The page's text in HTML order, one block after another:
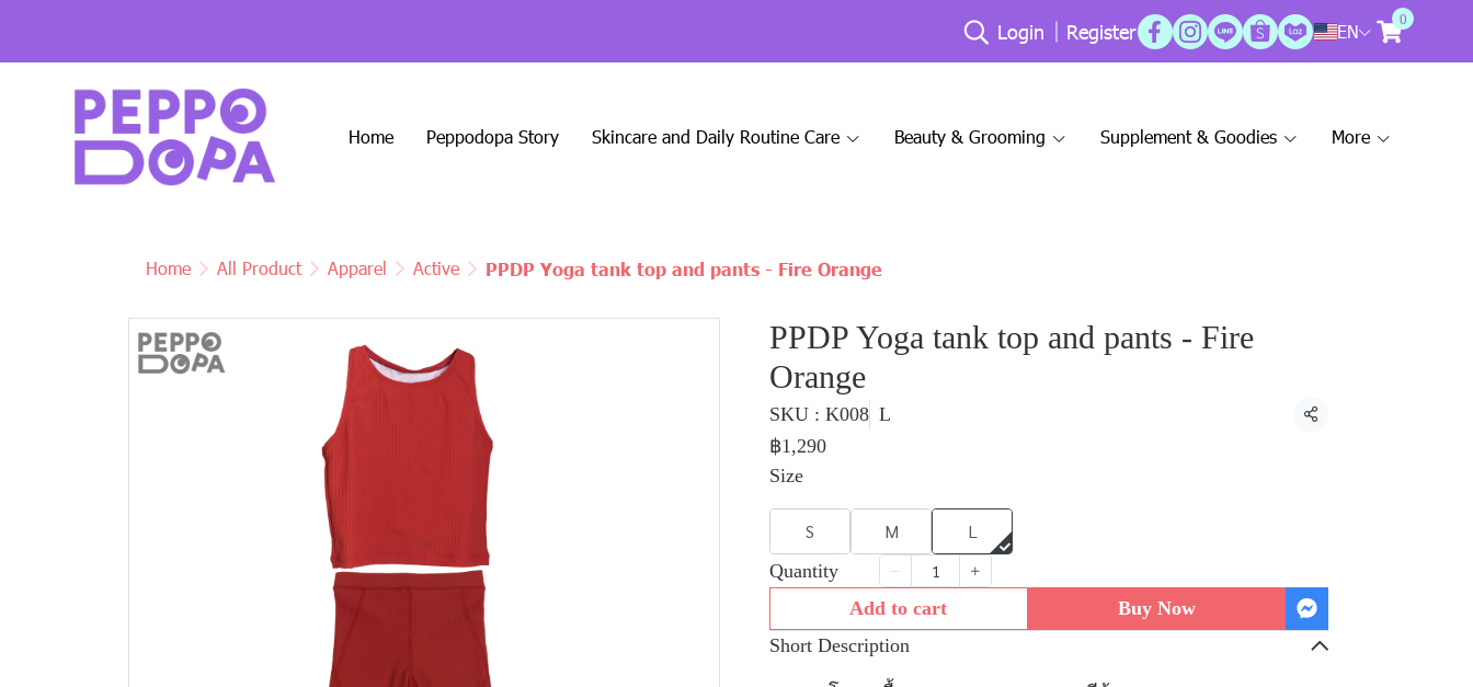
Login Register EN
0
Home Peppodopa Story Skincare and Daily Routine Care Beauty & Grooming Supplement & Goodies More
Home All Product Apparel Active PPDP Yoga tank top and pants - Fire Orange
PPDP Yoga tank top and pants - Fire
Orange
SKU : K008 L
Share
฿1,290
Size
S M L
Quantity
Add to cart
Buy Now
Short Description